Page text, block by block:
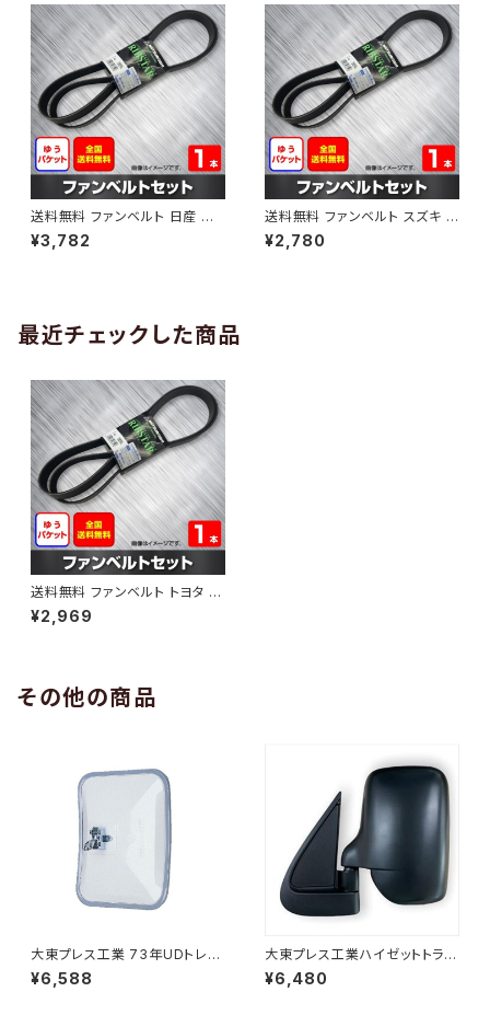
送料無料 ファンベルト 日産 キ
ューブ 型式Z12 H20.11～H24.
10 （国内トップメーカー） 1本 H
¥3,782
送料無料 ファンベルト スズキ ワ
ゴンR 型式MH34S H24.09～
H29.02 （国内トップメーカー）
¥2,780
最近チェックした商品
送料無料 ファンベルト トヨタ 8
6 型式ZN6 H24.03～H28.07
（国内トップメーカー） 1本 HAB
¥2,969
その他の商品
大東プレス工業 73年UDトレー
ラーミラーL013 （P付） DI-52
¥6,588
大東プレス工業ハイゼットトラッ
ク S201C S211C S201P S211
Pサイドミラー/ドアミラー (助手
¥6,480